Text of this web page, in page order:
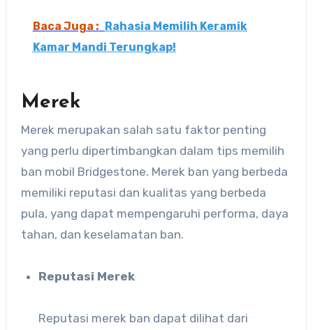
Baca Juga : Rahasia Memilih Keramik
Kamar Mandi Terungkap!
Merek
Merek merupakan salah satu faktor penting
yang perlu dipertimbangkan dalam tips memilih
ban mobil Bridgestone. Merek ban yang berbeda
memiliki reputasi dan kualitas yang berbeda
pula, yang dapat mempengaruhi performa, daya
tahan, dan keselamatan ban.
Reputasi Merek
Reputasi merek ban dapat dilihat dari